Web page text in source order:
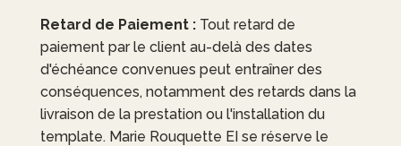
Retard de Paiement :Tout retard de
paiement par le client au-delà des dates
d'échéance convenues peut entraîner des
conséquences, notamment des retards dans la
livraison de la prestation ou l'installation du
template. Marie Rouquette EIse réserve le